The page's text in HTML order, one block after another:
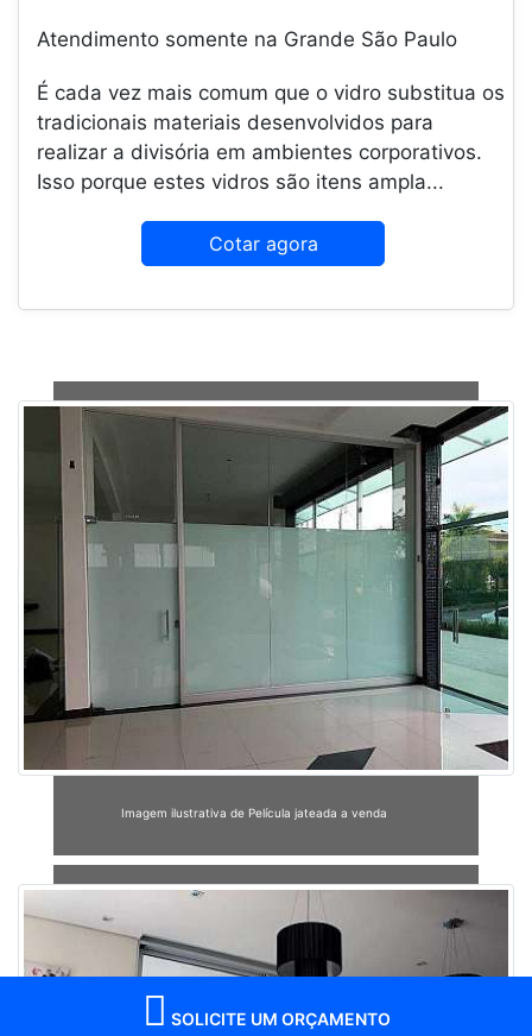
Atendimento somente na Grande São Paulo
É cada vez mais comum que o vidro substitua os
tradicionais materiais desenvolvidos para
realizar a divisória em ambientes corporativos.
Isso porque estes vidros são itens ampla...
Cotar agora
Imagem ilustrativa de Película jateada a venda
SOLICITE UM ORÇAMENTO